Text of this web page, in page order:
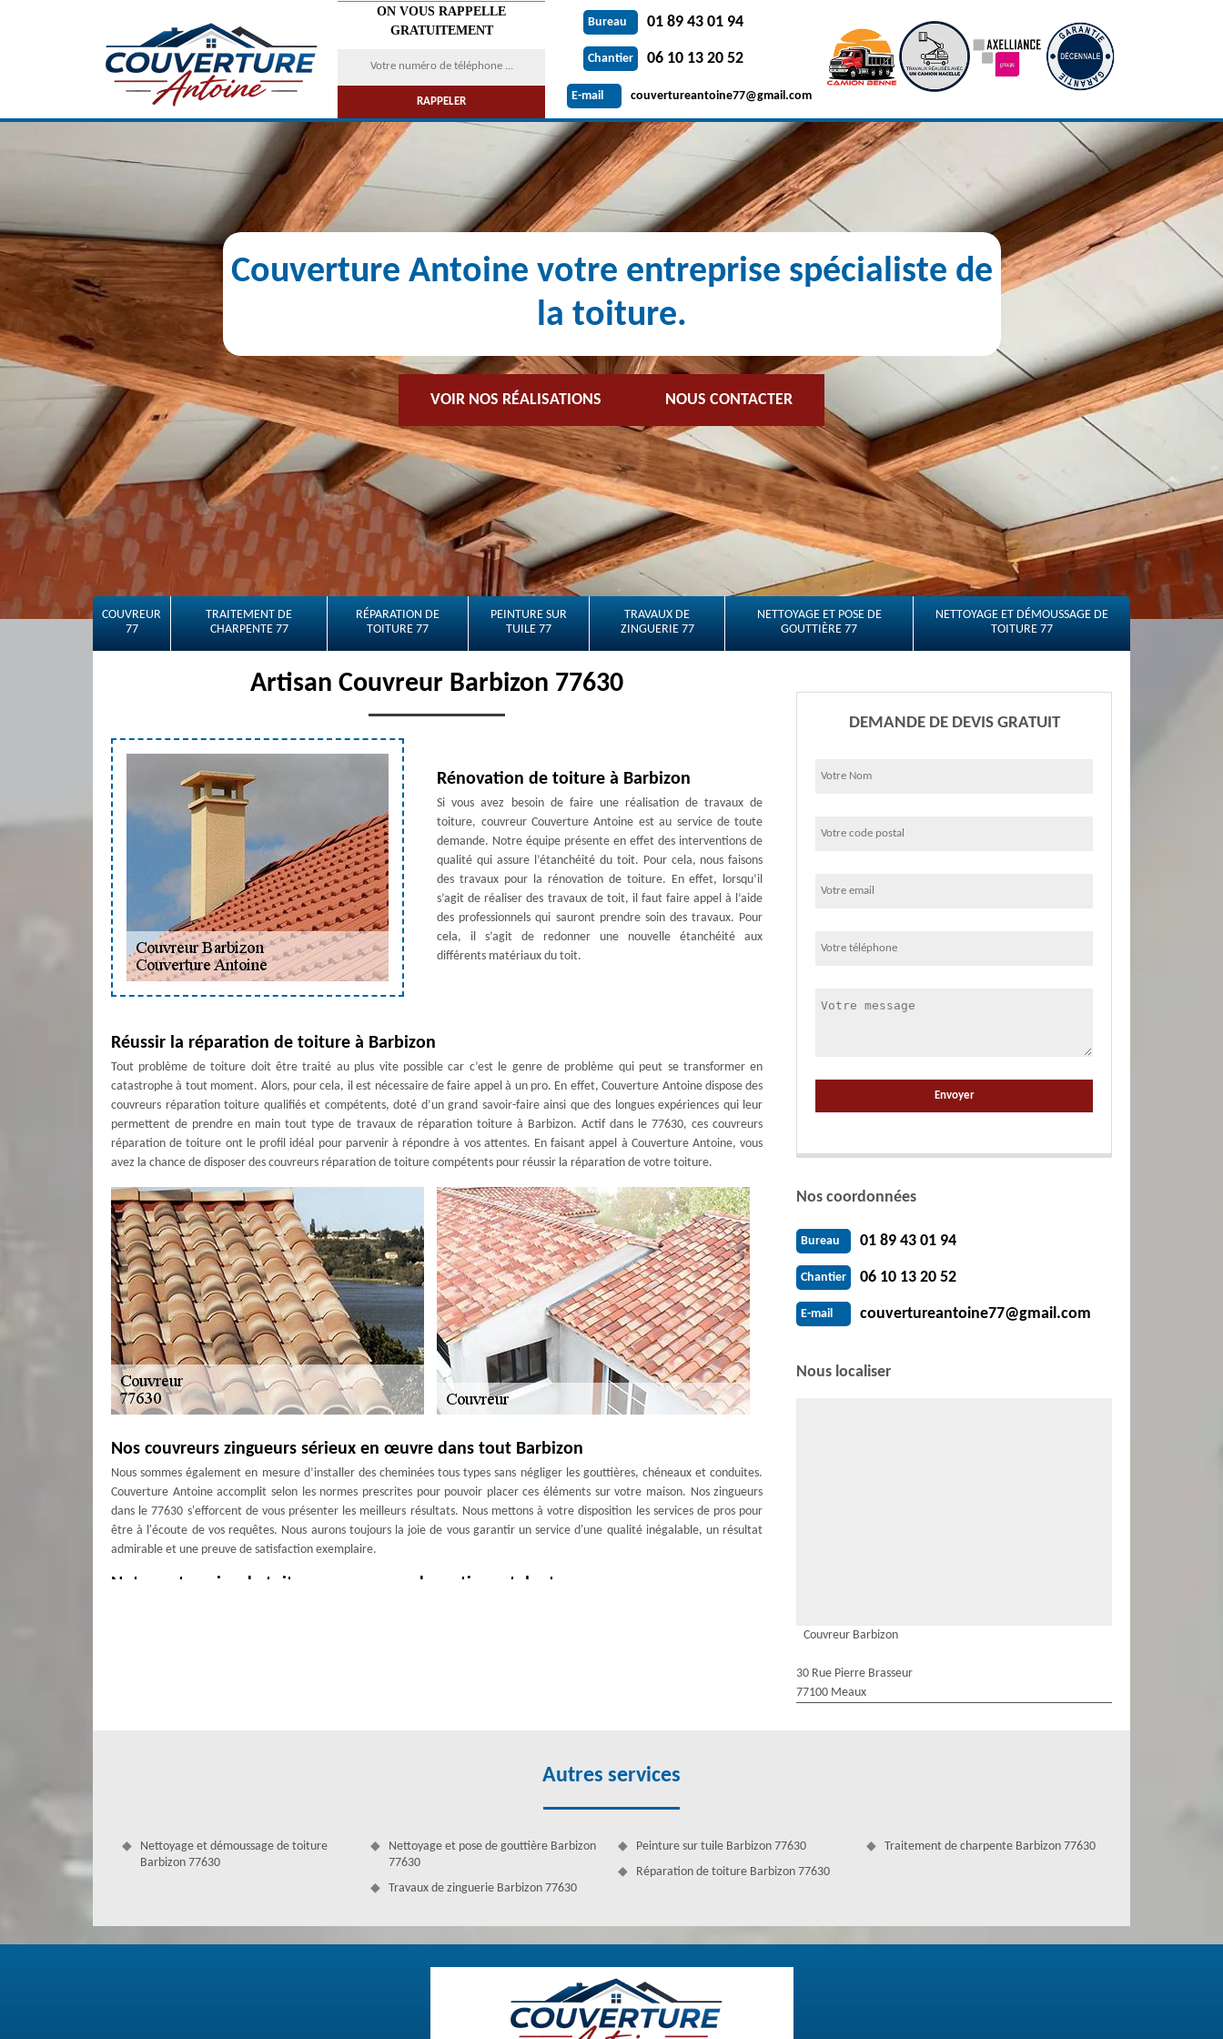
ON VOUS RAPPELLE
GRATUITEMENT
Bureau 01 89 43 01 94
Chantier 06 10 13 20 52
E-mail couvertureantoine77@gmail.com
Couverture Antoine votre entreprise spécialiste de
la toiture.
VOIR NOS RÉALISATIONS NOUS CONTACTER
COUVREUR
77
TRAITEMENT DE
CHARPENTE 77
RÉPARATION DE
TOITURE 77
PEINTURE SUR
TUILE 77
TRAVAUX DE
ZINGUERIE 77
NETTOYAGE ET POSE DE
GOUTTIÈRE 77
NETTOYAGE ET DÉMOUSSAGE DE
TOITURE 77
Artisan Couvreur Barbizon 77630
Rénovation de toiture à Barbizon
Si vous avez besoin de faire une réalisation de travaux de
toiture, couvreur Couverture Antoine est au service de toute
demande. Notre équipe présente en effet des interventions de
qualité qui assure l’étanchéité du toit. Pour cela, nous faisons
des travaux pour la rénovation de toiture. En effet, lorsqu’il
s’agit de réaliser des travaux de toit, il faut faire appel à l’aide
des professionnels qui sauront prendre soin des travaux. Pour
cela, il s’agit de redonner une nouvelle étanchéité aux
différents matériaux du toit.
Réussir la réparation de toiture à Barbizon
Tout problème de toiture doit être traité au plus vite possible car c’est le genre de problème qui peut se transformer en
catastrophe à tout moment. Alors, pour cela, il est nécessaire de faire appel à un pro. En effet, Couverture Antoine dispose des
couvreurs réparation toiture qualifiés et compétents, doté d’un grand savoir-faire ainsi que des longues expériences qui leur
permettent de prendre en main tout type de travaux de réparation toiture à Barbizon. Actif dans le 77630, ces couvreurs
réparation de toiture ont le profil idéal pour parvenir à répondre à vos attentes. En faisant appel à Couverture Antoine, vous
avez la chance de disposer des couvreurs réparation de toiture compétents pour réussir la réparation de votre toiture.
Nos couvreurs zingueurs sérieux en œuvre dans tout Barbizon
Nous sommes également en mesure d’installer des cheminées tous types sans négliger les gouttières, chéneaux et conduites.
Couverture Antoine accomplit selon les normes prescrites pour pouvoir placer ces éléments sur votre maison. Nos zingueurs
dans le 77630 s'efforcent de vous présenter les meilleurs résultats. Nous mettons à votre disposition les services de pros pour
être à l'écoute de vos requêtes. Nous aurons toujours la joie de vous garantir un service d'une qualité inégalable, un résultat
admirable et une preuve de satisfaction exemplaire.
Notre entreprise de toiture connue par des artisans talentueux
Lorsqu’il s’agit de faire des projets de toiture, il faut toujours connaître le tarif des interventions. En effet, pour pouvoir préparer
le budget des divers travaux à faire, notre équipe chez couvreur Couverture Antoine s’assure d’offrir des prestations de qualité à
un tarif couvreur pas cher et abordable pour tout budget. Afin de pouvoir réaliser des interventions fiables, nous faisons un devis
DEMANDE DE DEVIS GRATUIT
Nos coordonnées
Bureau 01 89 43 01 94
Chantier 06 10 13 20 52
E-mail couvertureantoine77@gmail.com
Nous localiser
Couvreur Barbizon
30 Rue Pierre Brasseur
77100 Meaux
Autres services
Nettoyage et démoussage de toiture
Barbizon 77630
Nettoyage et pose de gouttière Barbizon
77630
Travaux de zinguerie Barbizon 77630
Peinture sur tuile Barbizon 77630
Réparation de toiture Barbizon 77630
Traitement de charpente Barbizon 77630